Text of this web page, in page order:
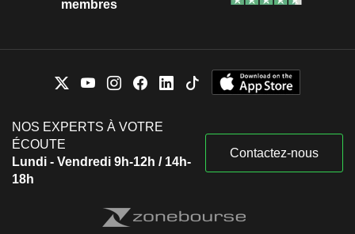
membres
NOS EXPERTS À VOTRE
ÉCOUTE
Lundi - Vendredi 9h-12h / 14h-
18h
Contactez-nous